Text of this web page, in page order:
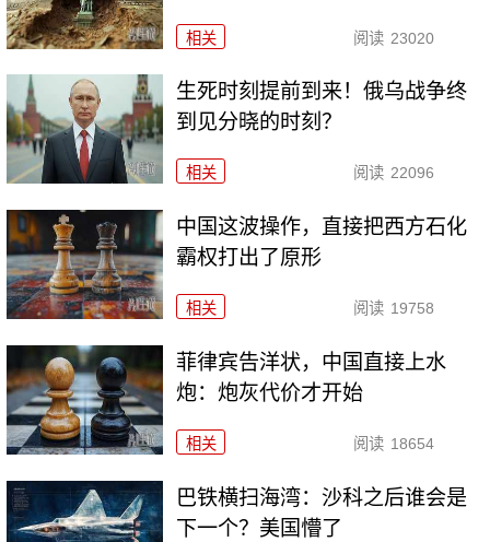
相关 阅读 23020
生死时刻提前到来！俄乌战争终
到见分晓的时刻？
相关 阅读 22096
中国这波操作，直接把西方石化
霸权打出了原形
相关 阅读 19758
菲律宾告洋状，中国直接上水
炮：炮灰代价才开始
相关 阅读 18654
巴铁横扫海湾：沙科之后谁会是
下一个？美国懵了